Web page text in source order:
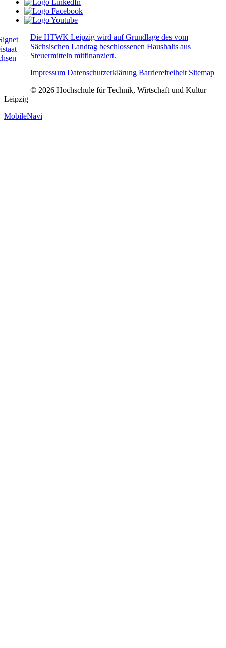
Die HTWK Leipzig wird auf Grundlage des vom
Sächsischen Landtag beschlossenen Haushalts aus
Steuermitteln mitfinanziert.
Impressum Datenschutzerklärung Barrierefreiheit Sitemap
© 2026 Hochschule für Technik, Wirtschaft und Kultur
Leipzig
MobileNavi